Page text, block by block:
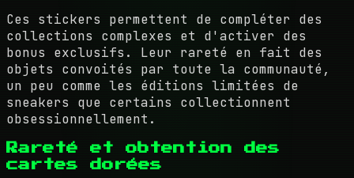
Ces stickers permettent de compléter des
collections complexes et d'activer des
bonus exclusifs. Leur rareté en fait des
objets convoités par toute la communauté,
un peu comme les éditions limitées de
sneakers que certains collectionnent
obsessionnellement.
Rareté et obtention des
cartes dorées